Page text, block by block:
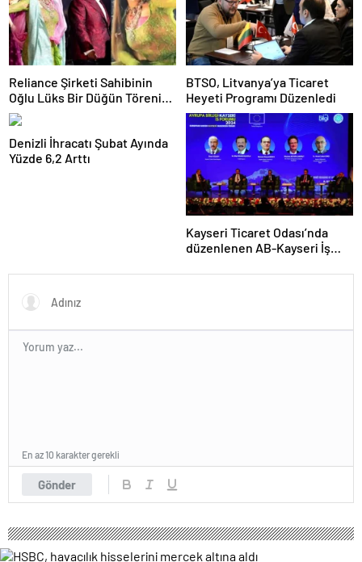
Reliance Şirketi Sahibinin
Oğlu Lüks Bir Düğün Töreni
Düzenledi
BTSO, Litvanya’ya Ticaret
Heyeti Programı Düzenledi
Denizli İhracatı Şubat Ayında
Yüzde 6,2 Arttı
Kayseri Ticaret Odası’nda
düzenlenen AB-Kayseri İş
ve dijitalleşme vurgusu
Gönder
En az 10 karakter gerekli